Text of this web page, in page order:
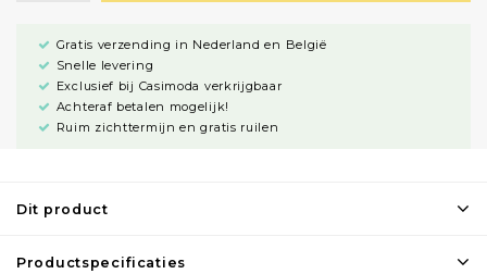
Gratis verzending in Nederland en België
Snelle levering
Exclusief bij Casimoda verkrijgbaar
Achteraf betalen mogelijk!
Ruim zichttermijn en gratis ruilen
Dit product
Productspecificaties